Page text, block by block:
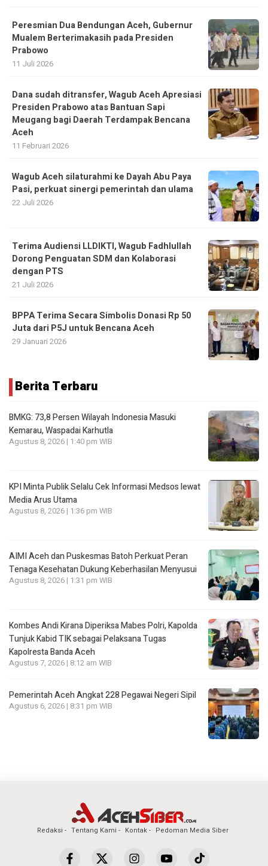
Peresmian Dua Bendungan Aceh, Gubernur
Mualem Berterimakasih pada Presiden
Prabowo
11 Juli 2026
Dana sudah ditransfer, Wagub Aceh Apresiasi
Presiden Prabowo atas Bantuan Sapi
Meugang bagi Daerah Terdampak Bencana
Aceh ‎
11 Februari 2026
Wagub Aceh silaturahmi ke Dayah Abu Paya
Pasi, perkuat sinergi pemerintah dan ulama
22 Juli 2026
Terima Audiensi LLDIKTI, Wagub Fadhlullah
Dorong Penguatan SDM dan Kolaborasi
dengan PTS
21 Juli 2026
BPPA Terima Secara Simbolis Donasi Rp 50
Juta dari P5J untuk Bencana Aceh
29 Januari 2026
Berita Terbaru
BMKG: 73,8 Persen Wilayah Indonesia Masuki
Kemarau, Waspadai Karhutla
Agustus 8, 2026 | 1:40 pm WIB
KPI Minta Publik Selalu Cek Informasi Medsos lewat
Media Arus Utama
Agustus 8, 2026 | 1:36 pm WIB
AIMI Aceh dan Puskesmas Batoh Perkuat Peran
Tenaga Kesehatan Dukung Keberhasilan Menyusui
Agustus 8, 2026 | 1:31 pm WIB
Kombes Andi Kirana Diperiksa Mabes Polri, Kapolda
Tunjuk Kabid TIK sebagai Pelaksana Tugas
Kapolresta Banda Aceh
Agustus 7, 2026 | 8:12 am WIB
Pemerintah Aceh Angkat 228 Pegawai Negeri Sipil
Agustus 6, 2026 | 8:31 pm WIB
Redaksi Tentang Kami Kontak Pedoman Media Siber